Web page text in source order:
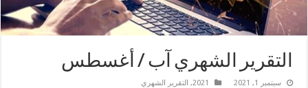
التقرير الشهري آب / أغسطس
سبتمبر 1, 2021 2021
, التقرير الشهري